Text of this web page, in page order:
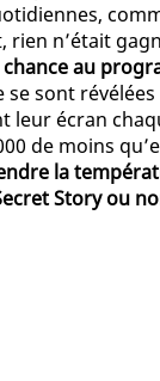
n’était
au
se sont
leur écran
de moins
la
Story ou